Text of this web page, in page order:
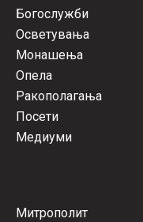
Богослужби
Осветувања
Монашења
Опела
Ракополагања
Посети
Медиуми
Митрополит